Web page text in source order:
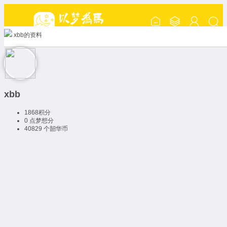
xbb的资料
xbb
1868积分
0 点梦想分
40829 个韶华币